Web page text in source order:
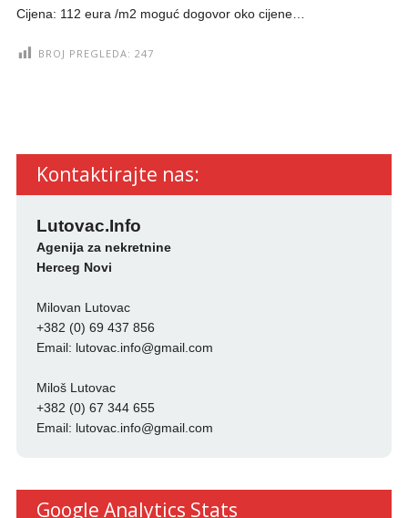
Cijena: 112 eura /m2 moguć dogovor oko cijene…
BROJ PREGLEDA: 247
Kontaktirajte nas:
Lutovac.Info
Agenija za nekretnine
Herceg Novi
Milovan Lutovac
+382 (0) 69 437 856
Email: lutovac.info@gmail.com
Miloš Lutovac
+382 (0) 67 344 655
Email: lutovac.info@gmail.com
Google Analytics Stats